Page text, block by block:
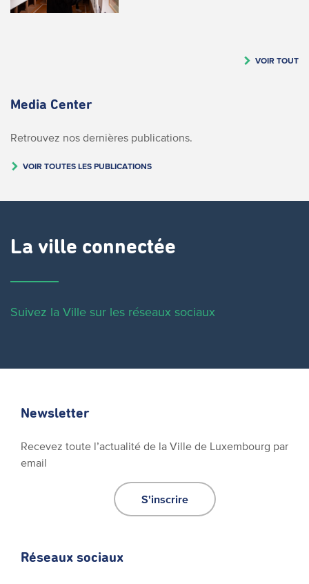
VOIR TOUT
Media Center
Retrouvez nos dernières publications.
VOIR TOUTES LES PUBLICATIONS
La ville connectée
Suivez la Ville sur les réseaux sociaux
Newsletter
Recevez toute l’actualité de la Ville de Luxembourg par
email
S'inscrire
Réseaux sociaux